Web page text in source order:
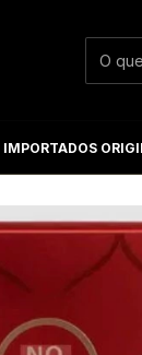
IMPORTADOS